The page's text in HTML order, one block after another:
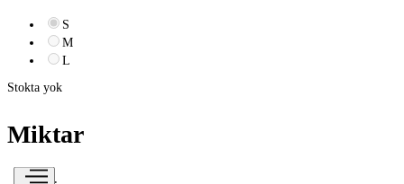
S
M
L
Stokta yok
Miktar